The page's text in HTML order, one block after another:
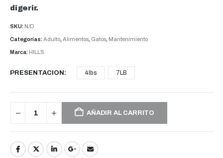
digerir.
SKU: N/D
Categorías:Adulto, Alimentos, Gatos, Mantenimiento
Marca: HILLS
PRESENTACION 4lbs 7LB
AÑADIR AL CARRITO